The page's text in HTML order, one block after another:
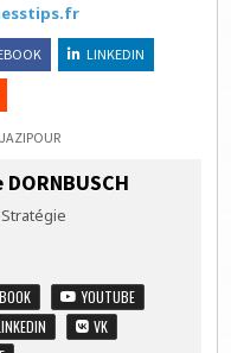
r
LINKEDIN
YOUTUBE
VK